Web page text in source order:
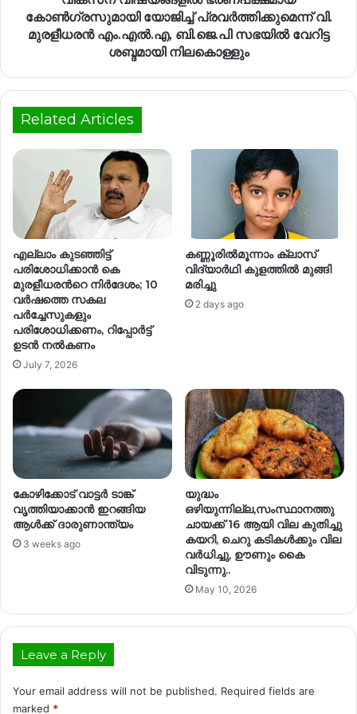
കോൺഗ്രസുമായി യോജിച്ച് പ്രവർത്തിക്കുമെന്ന് വി.
മുരളീധരൻ എം.എൽ.എ, ബി.ജെ.പി സഭയിൽ വേറിട്ട
ശബ്ദമായി നിലകൊള്ളും
Related Articles
എല്ലാം കുടഞ്ഞിട്ട്
പരിശോധിക്കാൻ കെ
മുരളീധരന്‍റെ നിർദേശം; 10
വർഷത്തെ സകല
പർച്ചേസുകളും
പരിശോധിക്കണം, റിപ്പോർട്ട്
ഉടൻ നൽകണം
July 7, 2026
കണ്ണൂരില്‍മൂന്നാം ക്ലാസ്
വിദ്യാര്‍ഥി കുളത്തില്‍ മുങ്ങി
മരിച്ചു
2 days ago
കോഴിക്കോട് വാട്ടർ ടാങ്ക്
വൃത്തിയാക്കാൻ ഇറങ്ങിയ
ആൾക്ക് ദാരുണാന്ത്യം
3 weeks ago
യുദ്ധം
ഒഴിയുന്നില്ല,സംസ്ഥാനത്തു
ചായക്ക് 16 ആയി വില കുതിച്ചു
കയറി, ചെറു കടികൾക്കും വില
വർധിച്ചു, ഊണും കൈ
വിടുന്നു..
May 10, 2026
Leave a Reply
Your email address will not be published. Required fields are
marked *